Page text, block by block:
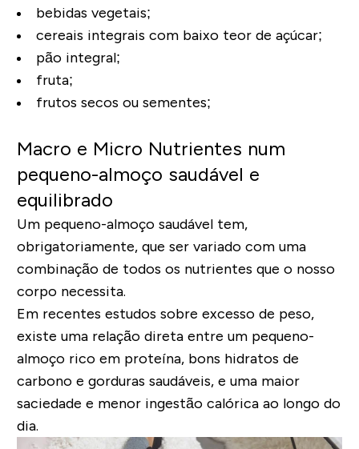
bebidas vegetais;
cereais integrais com baixo teor de açúcar;
pão integral;
fruta;
frutos secos ou sementes;
Macro e Micro Nutrientes num
pequeno-almoço saudável e
equilibrado
Um pequeno-almoço saudável tem,
obrigatoriamente, que ser variado com uma
combinação de todos os nutrientes que o nosso
corpo necessita.
Em recentes estudos sobre excesso de peso,
existe uma relação direta entre um pequeno-
almoço rico em proteína, bons hidratos de
carbono e gorduras saudáveis, e uma maior
saciedade e menor ingestão calórica ao longo do
dia.